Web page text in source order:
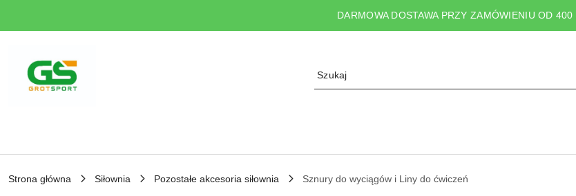
DARMOWA DOSTAWA PRZY ZAMÓWIENIU OD 400
Strona główna Siłownia Pozostałe akcesoria siłownia Sznury do wyciągów i Liny do ćwiczeń